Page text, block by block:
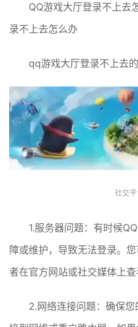
QQ游戏大厅登录不上去
录不上去怎么办
qq游戏大厅登录不上去
社交
1.服务器问题：有时候
障或维护，导致无法登录。
者在官方网站或社交媒体上查
2.网络连接问题：确保